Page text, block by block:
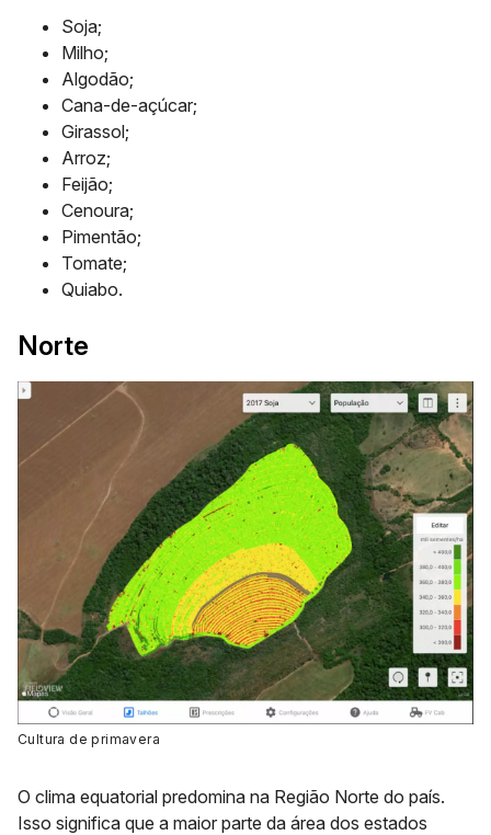
Soja;
Milho;
Algodão;
Cana-de-açúcar;
Girassol;
Arroz;
Feijão;
Cenoura;
Pimentão;
Tomate;
Quiabo.
Norte
Cultura de primavera
O clima equatorial predomina na Região Norte do país.
Isso significa que a maior parte da área dos estados